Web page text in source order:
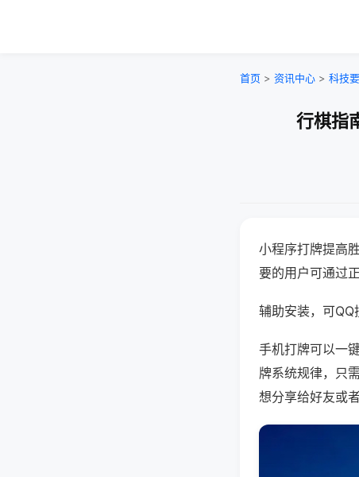
首页 > 资讯中心 > 科技
行棋指
小程序打牌提高
要的用户可通过
辅助安装，可
手机打牌可以一
牌系统规律，只
想分享给好友或